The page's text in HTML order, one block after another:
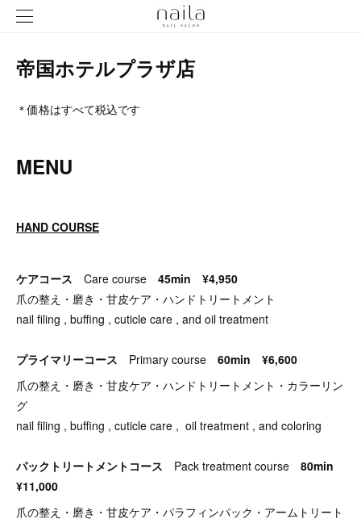
帝国ホテルプラザ店
＊価格はすべて税込です
MENU
HAND COURSE
ケアコース Care course 45min ¥4,950
爪の整え・磨き・甘皮ケア・ハンドトリートメント
nail filing , buffing , cuticle care , and oil treatment
プライマリーコース Primary course 60min ¥6,600
爪の整え・磨き・甘皮ケア・ハンドトリートメント・カラーリン
グ
nail filing , buffing , cuticle care , oil treatment , and coloring
パックトリートメントコース Pack treatment course 80min
¥11,000
爪の整え・磨き・甘皮ケア・パラフィンパック・アームトリート